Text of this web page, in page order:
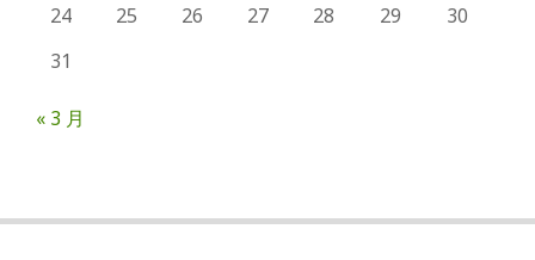
24
25 26 27 28 29
30
31
« 3 月